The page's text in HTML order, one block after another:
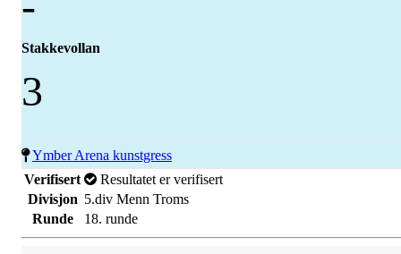
Stakkevollan
3
Ymber Arena kunstgress
Verifisert
Resultatet er verifisert
Divisjon 5.div Menn Troms
Runde
18. runde